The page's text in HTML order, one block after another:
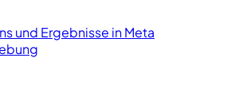
und Ergebnisse in Meta